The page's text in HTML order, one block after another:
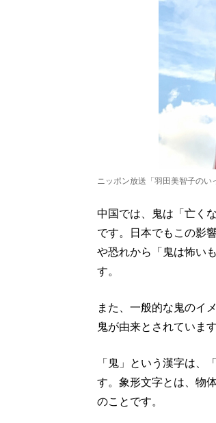
ニッポン放送「羽田美智子のい
中国では、鬼は「亡く
です。日本でもこの影
や恐れから「鬼は怖い
す。
また、一般的な鬼のイ
鬼が由来とされていま
「鬼」という漢字は、
す。象形文字とは、物
のことです。